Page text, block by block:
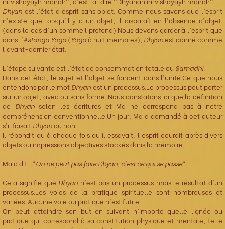
Dhyan est l'état d'esprit sans objet. Comme nous savons que l'esprit
n'existe que lorsqu'il y a un objet, il disparaît en l'absence d'objet.
(dans le cas d'un sommeil profond).Nous devons garder à l'esprit que
dans l'Astanga Yoga (Yogaà huit membres), Dhyanest donné comme
l'avant-dernier état.
L'étape suivante est l'état de consommation totale ou Samadhi.
Dans cet état, le sujet et l'objet se fondent dans l'unité.Ce que nous
entendons par le mot Dhyan est un processus.Le processus peut porter
sur un objet, avec ou sans forme. Nous constatons ici que la définition
de Dhyanselon les écritures et Ma ne correspond pas à notre
compréhension conventionnelle.Un jour, Ma a demandé à cet auteur
s'il faisait Dhyanou non.
Il répondit qu'à chaque fois qu'il essayait, l'esprit courait après divers
objets ou impressions objectives stockés dans la mémoire.
Ma a dit : "On ne peut pas faire Dhyan, c'est ce qui se passe".
Cela signifie que Dhyan n'est pas un processus mais le résultat d'un
processus.Les voies de la pratique spirituelle sont nombreuses et
variées. Aucune voie ou pratique n'est futile.
On peut atteindre son but en suivant n'importe quelle lignée ou
pratique qui correspond à sa constitution physique et mentale, telle